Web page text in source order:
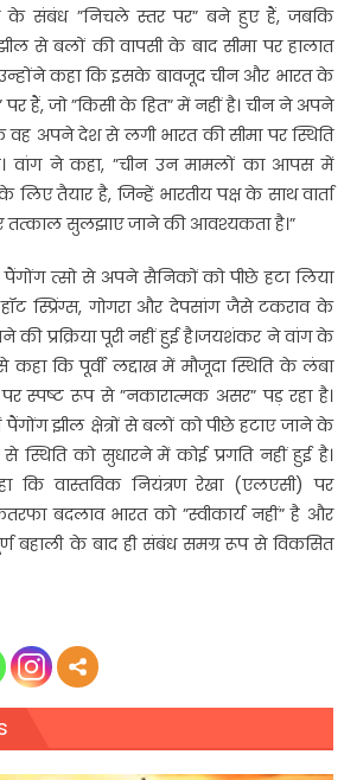
के संबंध ”निचले स्तर पर” बने हुए हैं, जबकि
से बलों की वापसी के बाद सीमा पर हालात
उन्होंने कहा कि इसके बावजूद चीन और भारत के
हैं, जो ”किसी के हित” में नहीं है। चीन ने अपने
वह अपने देश से लगी भारत की सीमा पर स्थिति
वांग ने कहा, ”चीन उन मामलों का आपस में
लिए तैयार है, जिन्हें भारतीय पक्ष के साथ वार्ता
तत्काल सुलझाए जाने की आवश्यकता है।”
त्सो से अपने सैनिकों को पीछे हटा लिया
स्प्रिंग्स, गोगरा और देपसांग जैसे टकराव के
की प्रक्रिया पूरी नहीं हुई है।जयशंकर ने वांग के
कि पूर्वी लद्दाख में मौजूदा स्थिति के लंबा
पर स्पष्ट रूप से ”नकारात्मक असर” पड़ रहा है।
झील क्षेत्रों से बलों को पीछे हटाए जाने के
स्थिति को सुधारने में कोई प्रगति नहीं हुई है।
वास्तविक नियंत्रण रेखा (एलएसी) पर
बदलाव भारत को ”स्वीकार्य नहीं” है और
बहाली के बाद ही संबंध समग्र रूप से विकसित